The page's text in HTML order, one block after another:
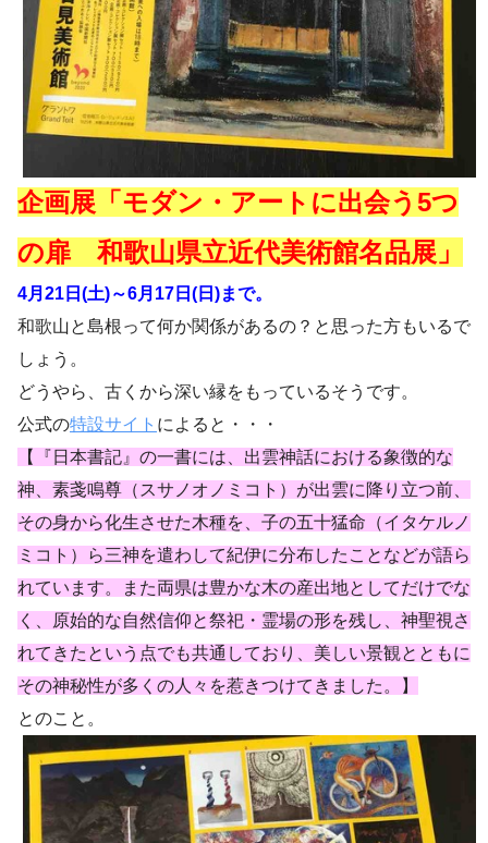
企画展「モダン・アートに出会う5つ
の扉 和歌山県立近代美術館名品展」
4月21日(土)～6月17日(日)まで。
和歌山と島根って何か関係があるの？と思った方もいるで
しょう。
どうやら、古くから深い縁をもっているそうです。
公式の特設サイト によると・・・
【『日本書記』の一書には、出雲神話における象徴的な
神、素戔鳴尊（スサノオノミコト）が出雲に降り立つ前、
その身から化生させた木種を、子の五十猛命（イタケルノ
ミコト）ら三神を遣わして紀伊に分布したことなどが語ら
れています。また両県は豊かな木の産出地としてだけでな
く、原始的な自然信仰と祭祀・霊場の形を残し、神聖視さ
れてきたという点でも共通しており、美しい景観とともに
その神秘性が多くの人々を惹きつけてきました。】
とのこと。